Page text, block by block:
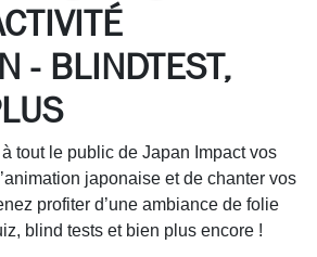
- BLINDTEST,
tout le public de Japan Impact vos
japonaise et de chanter vos
profiter d’une ambiance de folie
blind tests et bien plus encore !